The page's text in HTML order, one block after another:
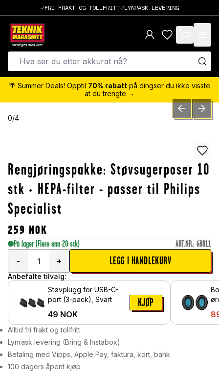
FRI FRAKT OG TOLLFRITT LYNRASK LEVERING
items in cart,
🌴 Summer Deals! Opptil 70% rabatt på dingser du ikke visste
at du trengte →
0/4 PREVIOUSNEXT
Rengjøringspakke: Støvsugerposer 10
stk + HEPA-filter - passer til Philips
Specialist
259 NOK
På lager (Flere enn 20 stk) ART.NR.: 68811
-
+ LEGG I HANDLEKURV
Anbefalte tilvalg:
Støvplugg for USB-C-
port (3-pack), Svart
49 NOK
KJØP
Alltid fri frakt og tollfritt
Lynrask levering (Bring & Instabox)
Betaling med Vipps, Apple Pay, faktura, kort, bank
100 dagers åpent kjøp